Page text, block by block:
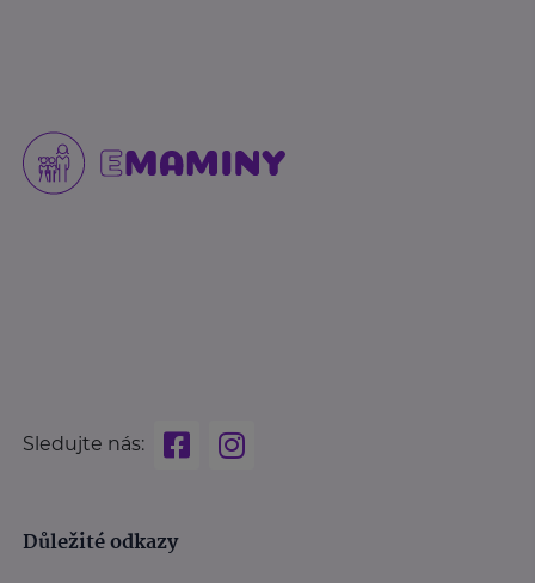
Sledujte nás:
Důležité odkazy